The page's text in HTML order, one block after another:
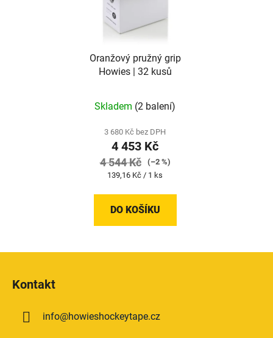
Oranžový pružný grip
Howies | 32 kusů
Skladem (2 balení)
3 680 Kč bez DPH
4 453 Kč
4 544 Kč
(–2 %)
Měrná
139,16 Kč / 1 ks
DO KOŠÍKU
Kontakt
info@howieshockeytape.cz